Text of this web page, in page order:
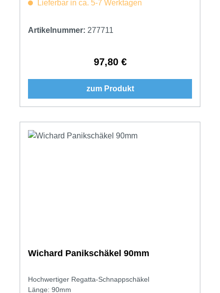
Lieferbar in ca. 5-7 Werktagen
Artikelnummer: 277711
Regulärer Preis:
97,80 €
zum Produkt
Wichard Panikschäkel 90mm
Hochwertiger Regatta-Schnappschäkel
Länge: 90mm